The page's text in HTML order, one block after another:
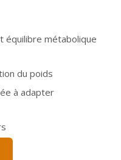
équilibre métabolique
du poids
à adapter